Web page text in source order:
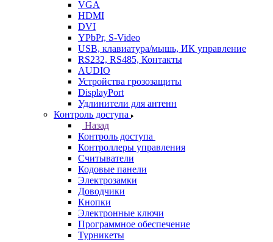
VGA
HDMI
DVI
YPbPr, S-Video
USB, клавиатура/мышь, ИК управление
RS232, RS485, Контакты
AUDIO
Устройства грозозащиты
DisplayPort
Удлинители для антенн
Контроль доступа
Назад
Контроль доступа
Контроллеры управления
Считыватели
Кодовые панели
Электрозамки
Доводчики
Кнопки
Электронные ключи
Программное обеспечение
Турникеты